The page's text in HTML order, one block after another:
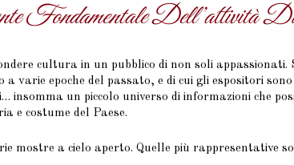
Fondamentale
cultura in un pubblico di non soli appassionati.
varie epoche del passato, e di cui gli espositori
insomma un piccolo universo di informazioni che
e costume del Paese.
mostre a cielo aperto. Quelle più rappresentative